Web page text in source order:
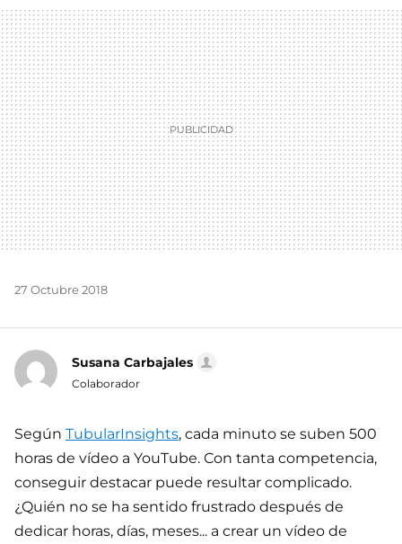
MAIL
27 Octubre 2018
Susana Carbajales
Colaborador
Según TubularInsights, cada minuto se suben 500
horas de vídeo a YouTube. Con tanta competencia,
conseguir destacar puede resultar complicado.
¿Quién no se ha sentido frustrado después de
dedicar horas, días, meses... a crear un vídeo de